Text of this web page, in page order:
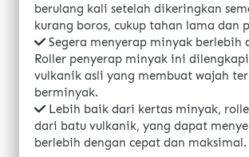
berulang kali setelah dikeringkan
kurang boros, cukup tahan lama dan
Segera menyerap minyak berlebih
Roller penyerap minyak ini
vulkanik asli yang membuat wajah
berminyak.
Lebih baik dari kertas minyak,
dari batu vulkanik, yang dapat
berlebih dengan cepat dan maksimal.